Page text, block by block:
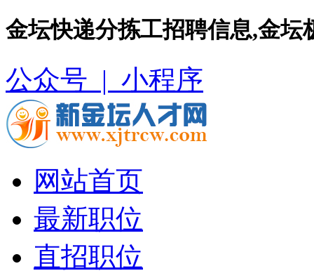
金坛快递分拣工招聘信息,金坛
公众号 | 小程序
网站首页
最新职位
直招职位